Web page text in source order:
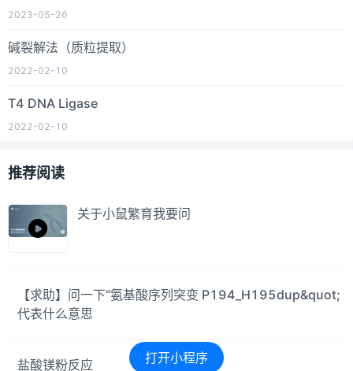
2023-05-26
碱裂解法（质粒提取）
2022-02-10
T4 DNA Ligase
2022-02-10
推荐阅读
关于小鼠繁育我要问
【求助】问一下“氨基酸序列突变 P194_H195dup&quot;
代表什么意思
盐酸镁粉反应 打开小程序